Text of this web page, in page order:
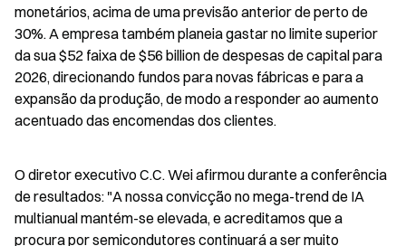
monetários, acima de uma previsão anterior de perto de
30%. A empresa também planeia gastar no limite superior
da sua $52 faixa de $56 billion de despesas de capital para
2026, direcionando fundos para novas fábricas e para a
expansão da produção, de modo a responder ao aumento
acentuado das encomendas dos clientes.
O diretor executivo C.C. Wei afirmou durante a conferência
de resultados: "A nossa convicção no mega-trend de IA
multianual mantém-se elevada, e acreditamos que a
procura por semicondutores continuará a ser muito